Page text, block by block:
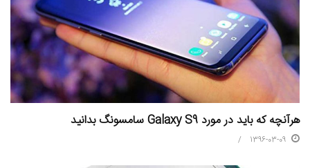
هرآنچه که باید در مورد Galaxy S9 سامسونگ بدانید
1396-03-09